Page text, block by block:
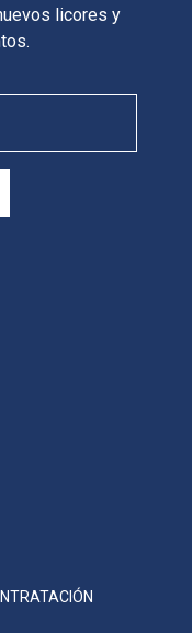
licores y